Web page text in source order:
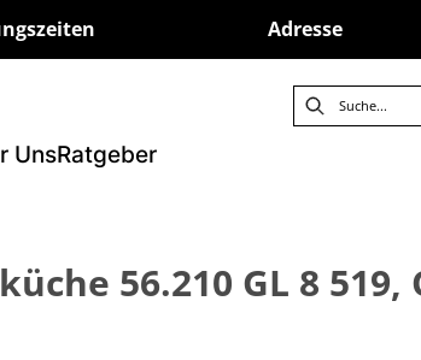
Adresse
UnsRatgeber
56.210 GL 8